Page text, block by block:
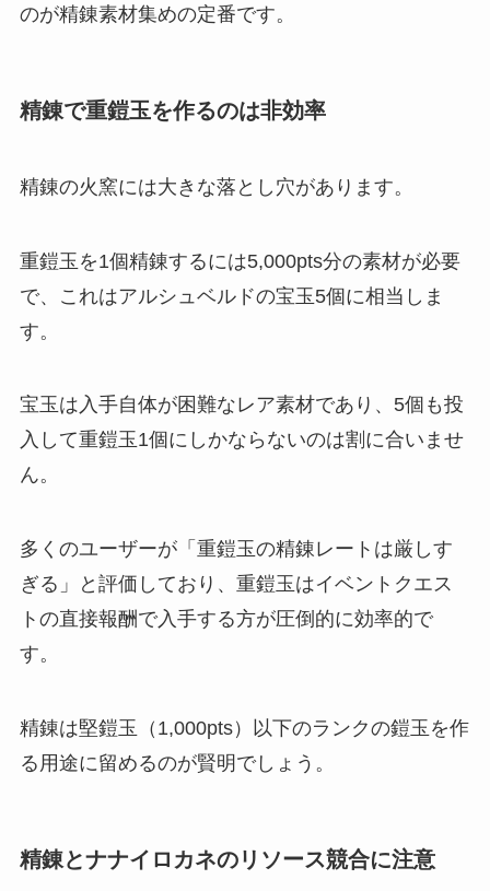
のが精錬素材集めの定番です。
精錬で重鎧玉を作るのは非効率
精錬の火窯には大きな落とし穴があります。
重鎧玉を1個精錬するには5,000pts分の素材が必要
で、これはアルシュベルドの宝玉5個に相当しま
す。
宝玉は入手自体が困難なレア素材であり、5個も投
入して重鎧玉1個にしかならないのは割に合いませ
ん。
多くのユーザーが「重鎧玉の精錬レートは厳しす
ぎる」と評価しており、重鎧玉はイベントクエス
トの直接報酬で入手する方が圧倒的に効率的で
す。
精錬は堅鎧玉（1,000pts）以下のランクの鎧玉を作
る用途に留めるのが賢明でしょう。
精錬とナナイロカネのリソース競合に注意